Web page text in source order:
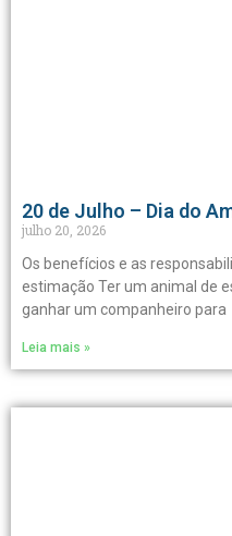
20 de Julho – Dia do
julho 20, 2026
Os benefícios e as
estimação Ter um animal de
ganhar um companheiro para
Leia mais »